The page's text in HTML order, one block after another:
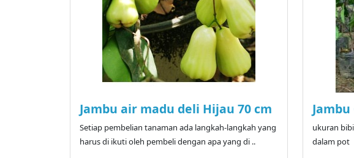
Jambu air madu deli Hijau 70 cm
Setiap pembelian tanaman ada langkah-langkah yang
harus di ikuti oleh pembeli dengan apa yang di ..
ukuran
dalam pot